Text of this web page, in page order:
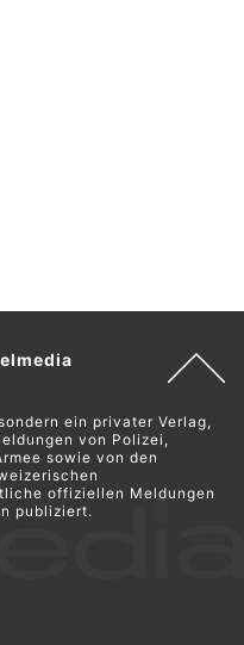
ein privater Verlag,
von Polizei,
sowie von den
offiziellen Meldungen
publiziert.